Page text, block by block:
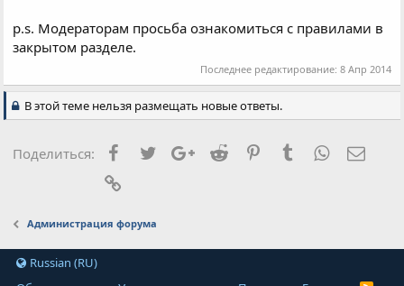
p.s. Модераторам просьба ознакомиться с правилами в
закрытом разделе.
Последнее редактирование: 8 Апр 2014
В этой теме нельзя размещать новые ответы.
Поделиться: Facebook
TwitterGoogle+
Reddit PinterestTumblrWhatsApp
Администрация форума
Russian (RU)